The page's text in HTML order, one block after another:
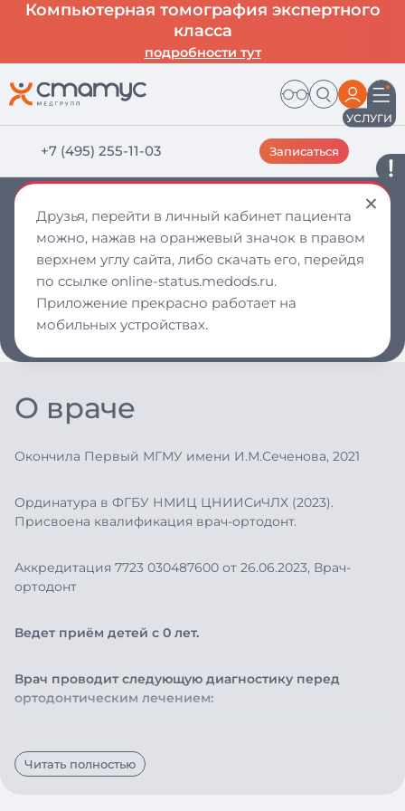
Компьютерная томография экспертного
класса
подробности тут
УСЛУГИ
Друзья, перейти в личный кабинет пациента
можно, нажав на оранжевый значок в правом
верхнем углу сайта, либо скачать его, перейдя
по ссылке online-status.medods.ru.
Приложение прекрасно работает на
мобильных устройствах.
‪+7 (495) 255-11-03 Записаться
Зарипова Анна Александровна — врач
в Дмитрове
Врач стоматолог-ортодонт
Окончила Первый МГМУ имени И.М.Сеченова, 2021
Стоматология детская
Стоматология ортодонтическая
Стоматология терапевтическая
Стоматология детская
Записаться на прием
О враче
Окончила Первый МГМУ имени И.М.Сеченова, 2021
Ординатура в ФГБУ НМИЦ ЦНИИСиЧЛХ (2023).
Присвоена квалификация врач-ортодонт.
Аккредитация 7723 030487600 от 26.06.2023, Врач-
ортодонт
Ведет приём детей с 0 лет.
Врач проводит следующую диагностику перед
ортодонтическим лечением:
Читать полностью